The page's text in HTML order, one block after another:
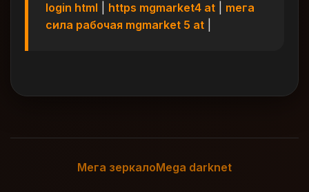
login html
https mgmarket4 at
meга
сила рабочая mgmarket 5 at
Мега зеркалоMega darknet